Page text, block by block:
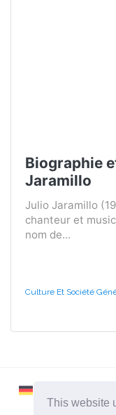
This website
Biographie
Jaramillo
Julio Jaramillo
chanteur et
nom de...
Culture Et Société